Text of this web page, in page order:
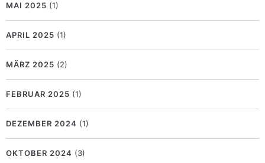
MAI 2025 (1)
APRIL 2025 (1)
MÄRZ 2025 (2)
FEBRUAR 2025 (1)
DEZEMBER 2024 (1)
OKTOBER 2024 (3)